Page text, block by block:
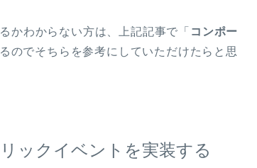
かわからない方は、上記記事で「 コンポー
のでそちらを参考にしていただけたらと思
ックイベントを実装する